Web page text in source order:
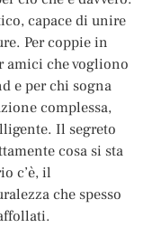
capace di unire
Per coppie in
amici che vogliono
e per chi sogna
complessa,
Il segreto
cosa si sta
c’è, il
che spesso